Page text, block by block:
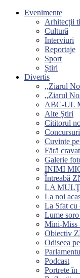
Evenimente
Arhitecții
Cultură
Interviuri
Reportaje
Sport
Știri
Divertis
,,Ziarul
„Ziarul
ABC-UL
Alte Știri
Cititorul
Concursuri
Cuvinte
Fără
Galerie
INIMI
Întreabă
LA
La noi
La Sfat cu
Lume
Mini-Miss
Obiectiv
Odiseea
Podcast
Portrete în